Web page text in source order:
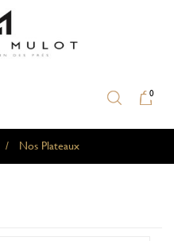
0
Nos Plateaux